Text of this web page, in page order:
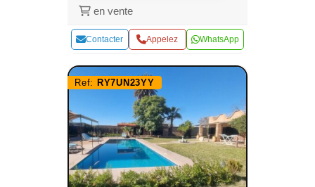
en vente
Contacter Appelez WhatsApp
Ref: RY7UN23YY